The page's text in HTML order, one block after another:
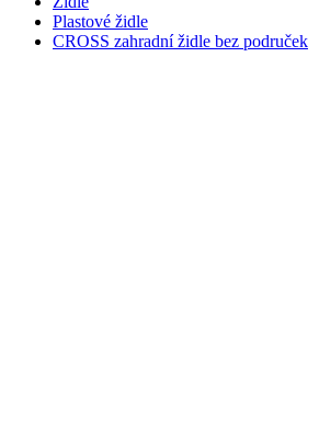
Plastové židle
CROSS zahradní židle bez područek